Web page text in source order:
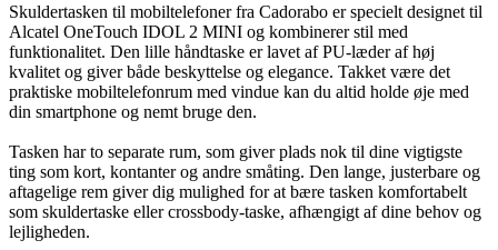
Skuldertasken til mobiltelefoner fra Cadorabo er specielt designet til
Alcatel OneTouch IDOL 2 MINI og kombinerer stil med
funktionalitet. Den lille håndtaske er lavet af PU-læder af høj
kvalitet og giver både beskyttelse og elegance. Takket være det
praktiske mobiltelefonrum med vindue kan du altid holde øje med
din smartphone og nemt bruge den.
Tasken har to separate rum, som giver plads nok til dine vigtigste
ting som kort, kontanter og andre småting. Den lange, justerbare og
aftagelige rem giver dig mulighed for at bære tasken komfortabelt
som skuldertaske eller crossbody-taske, afhængigt af dine behov og
lejligheden.